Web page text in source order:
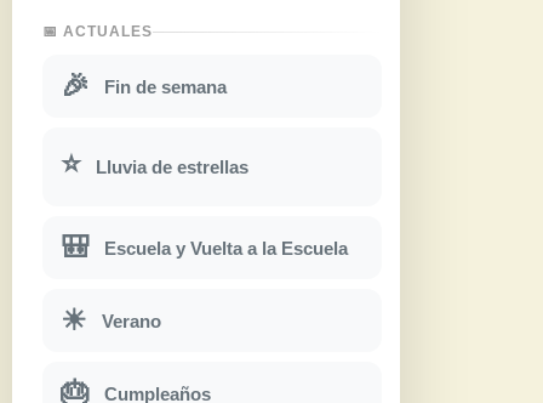
📅 ACTUALES
🎉 Fin de semana
⭐ Lluvia de estrellas
🎒 Escuela y Vuelta a la Escuela
☀ Verano
🎂 Cumpleaños